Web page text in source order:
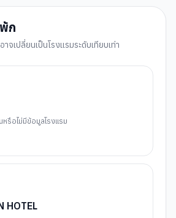
ก
จเปลี่ยนเป็นโรงแรมระดับเทียบเท่า
หรือไม่มีข้อมูลโรงแรม
HOTEL